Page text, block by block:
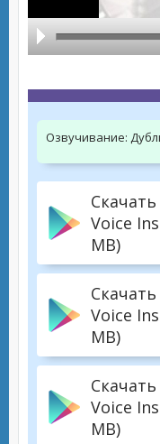
Озвучивание:
Voice
MB)
Voice
MB)
Voice
MB)